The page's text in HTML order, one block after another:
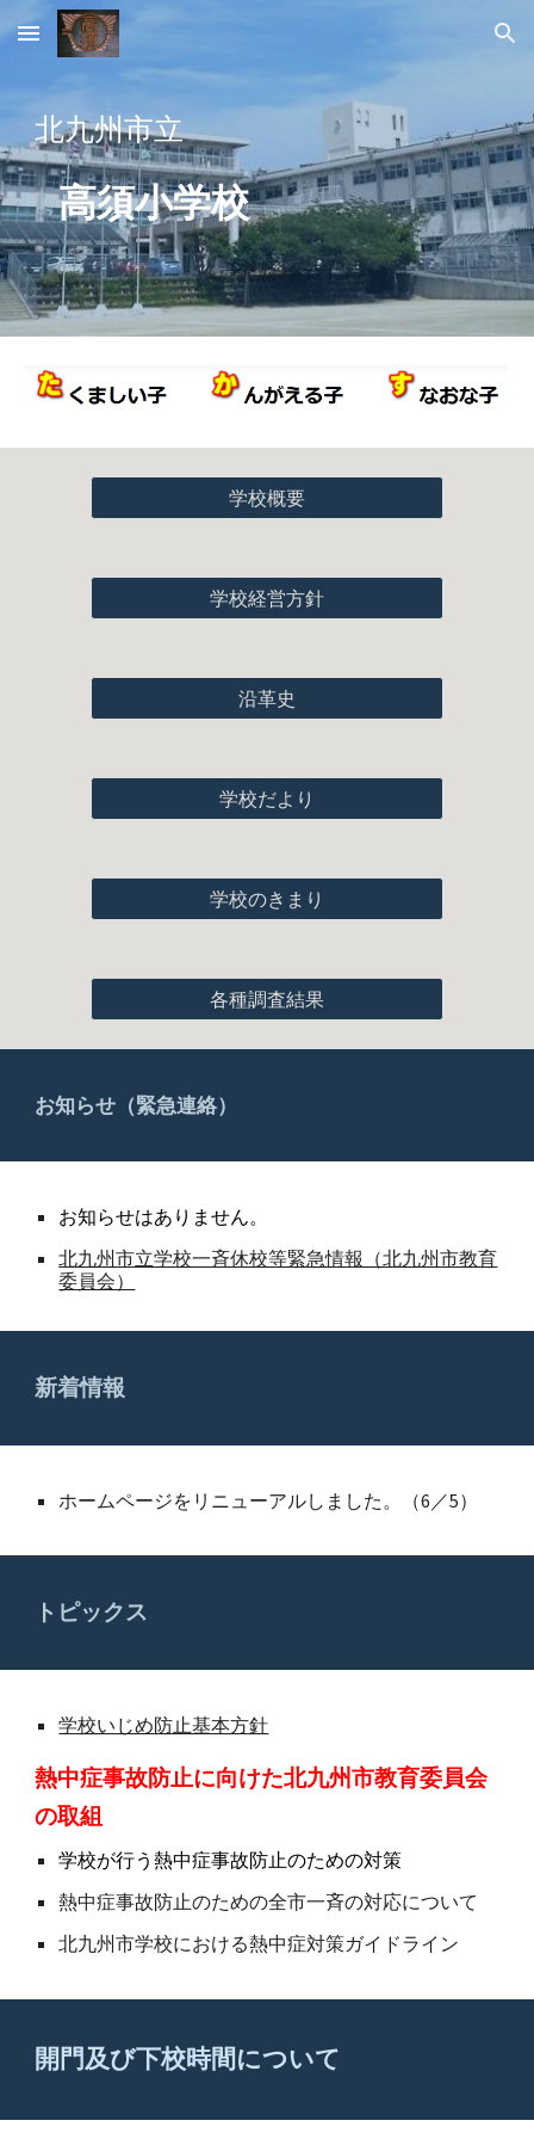
Skip to main content Skip to navigation
北九州市立
高須小学校
学校概要
学校経営方針
沿革史
学校だより
学校のきまり
各種調査結果
お知らせ（緊急連絡）
お知らせはありません。
北九州市立学校一斉休校等緊急情報（北九州市教育
委員会）
新着情報
ホームページをリニューアルしました。（6 ／5）
トピックス
学校いじめ防止基本方針
熱中症事故防止に向けた北九州市教育委員会
の取組
学校が行う熱中症事故防止のための対策
熱中症事故防止のための全市一斉の対応について
北九州市学校における熱中症対策ガイドライン
開門及び下校時間について